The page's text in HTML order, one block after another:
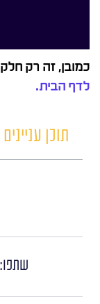
כמובן, זה רק חלק,
לדף הבית.
תוכן עניינים
שתפו: